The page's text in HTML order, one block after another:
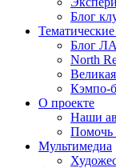
Блог
Блог
North
Кэмпо-
О проекте
Наши
Помочь
Мультимедиа